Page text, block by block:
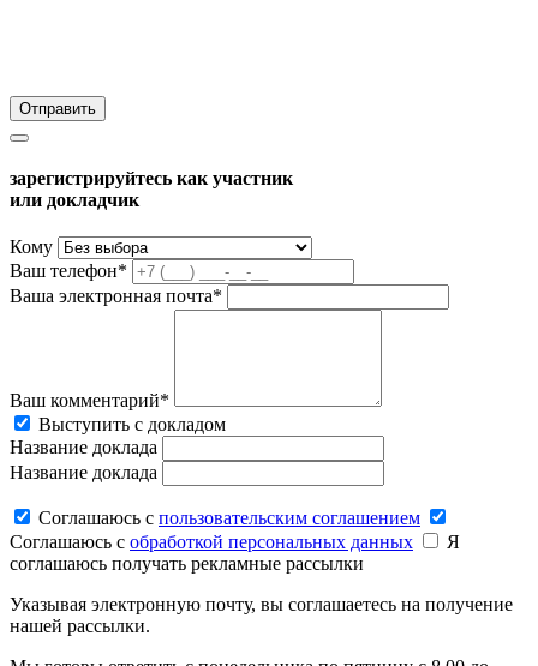
зарегистрируйтесь как участник
или докладчик
Кому
Ваш телефон*
Ваша электронная почта*
Ваш комментарий*
Выступить с докладом
Название доклада
Название доклада
Соглашаюсь c пользовательским соглашением
Соглашаюсь c обработкой персональных данных
Я
соглашаюсь получать рекламные рассылки
Указывая электронную почту, вы соглашаетесь на получение
нашей рассылки.